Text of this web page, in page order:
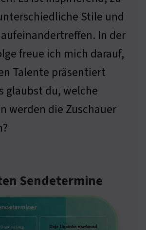
Stile und
In der
freue ich mich darauf,
Talente präsentiert
glaubst du, welche
werden die Zuschauer
Sendetermine